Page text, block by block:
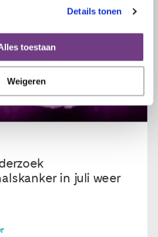
Details tonen
toestaan
Weigeren
in juli weer